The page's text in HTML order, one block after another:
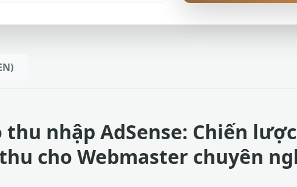
thu nhập AdSense: Chiến
cho Webmaster chuyên